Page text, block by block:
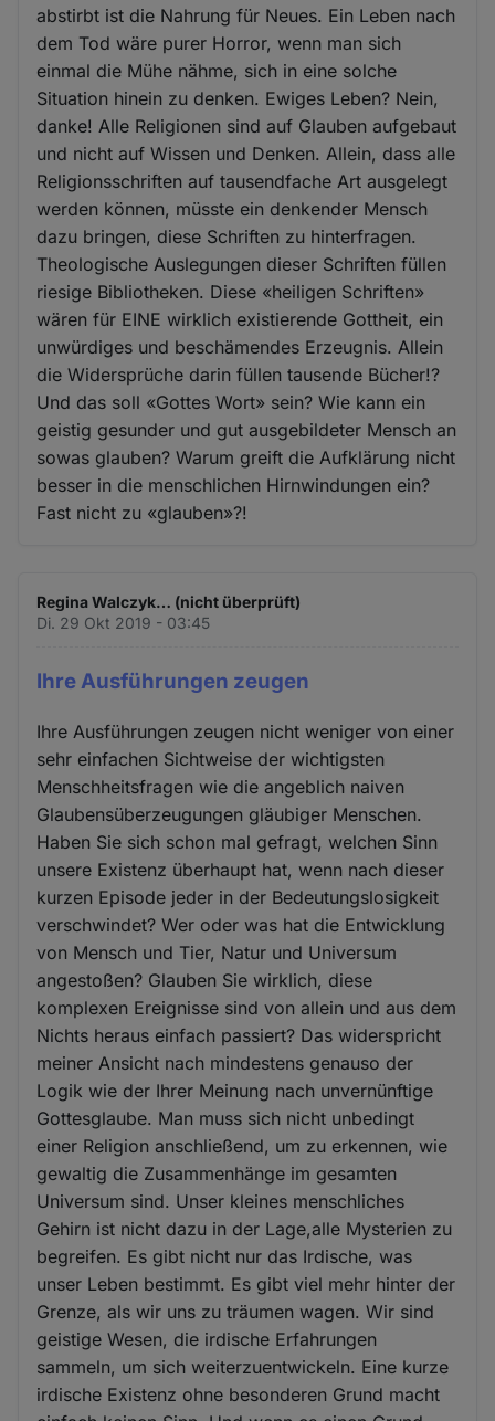
abstirbt ist die Nahrung für Neues. Ein Leben nach
dem Tod wäre purer Horror, wenn man sich
einmal die Mühe nähme, sich in eine solche
Situation hinein zu denken. Ewiges Leben? Nein,
danke! Alle Religionen sind auf Glauben aufgebaut
und nicht auf Wissen und Denken. Allein, dass alle
Religionsschriften auf tausendfache Art ausgelegt
werden können, müsste ein denkender Mensch
dazu bringen, diese Schriften zu hinterfragen.
Theologische Auslegungen dieser Schriften füllen
riesige Bibliotheken. Diese «heiligen Schriften»
wären für EINE wirklich existierende Gottheit, ein
unwürdiges und beschämendes Erzeugnis. Allein
die Widersprüche darin füllen tausende Bücher!?
Und das soll «Gottes Wort» sein? Wie kann ein
geistig gesunder und gut ausgebildeter Mensch an
sowas glauben? Warum greift die Aufklärung nicht
besser in die menschlichen Hirnwindungen ein?
Fast nicht zu «glauben»?!
Regina Walczyk… (nicht überprüft)
Di. 29 Okt 2019 - 03:45
Ihre Ausführungen zeugen
Ihre Ausführungen zeugen nicht weniger von einer
sehr einfachen Sichtweise der wichtigsten
Menschheitsfragen wie die angeblich naiven
Glaubensüberzeugungen gläubiger Menschen.
Haben Sie sich schon mal gefragt, welchen Sinn
unsere Existenz überhaupt hat, wenn nach dieser
kurzen Episode jeder in der Bedeutungslosigkeit
verschwindet? Wer oder was hat die Entwicklung
von Mensch und Tier, Natur und Universum
angestoßen? Glauben Sie wirklich, diese
komplexen Ereignisse sind von allein und aus dem
Nichts heraus einfach passiert? Das widerspricht
meiner Ansicht nach mindestens genauso der
Logik wie der Ihrer Meinung nach unvernünftige
Gottesglaube. Man muss sich nicht unbedingt
einer Religion anschließend, um zu erkennen, wie
gewaltig die Zusammenhänge im gesamten
Universum sind. Unser kleines menschliches
Gehirn ist nicht dazu in der Lage,alle Mysterien zu
begreifen. Es gibt nicht nur das Irdische, was
unser Leben bestimmt. Es gibt viel mehr hinter der
Grenze, als wir uns zu träumen wagen. Wir sind
geistige Wesen, die irdische Erfahrungen
sammeln, um sich weiterzuentwickeln. Eine kurze
irdische Existenz ohne besonderen Grund macht